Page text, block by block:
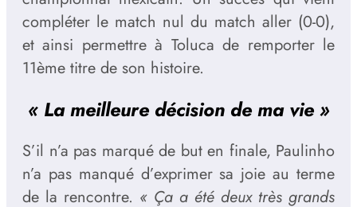
compléter le match nul du match aller (0-0),
et ainsi permettre à Toluca de remporter le
11ème titre de son histoire.
« La meilleure décision de ma vie »
S’il n’a pas marqué de but en finale, Paulinho
n’a pas manqué d’exprimer sa joie au terme
de la rencontre. « Ça a été deux très grands